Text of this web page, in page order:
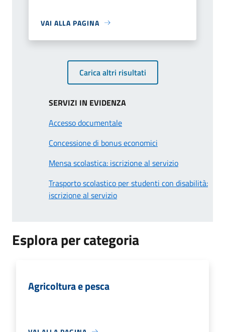
VAI ALLA PAGINA
Carica altri risultati
SERVIZI IN EVIDENZA
Accesso documentale
Concessione di bonus economici
Mensa scolastica: iscrizione al servizio
Trasporto scolastico per studenti con disabilità:
iscrizione al servizio
Esplora per categoria
Agricoltura e pesca